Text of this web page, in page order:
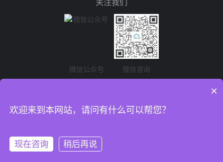
关注我们
微信公众号 微信咨询
11044714号-2
×
欢迎来到本网站，请问有什么可以帮您？
现在咨询 稍后再说